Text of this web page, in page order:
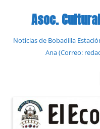
contenidoAsoc.
Noticias de Bobadilla
Ana (Correo: